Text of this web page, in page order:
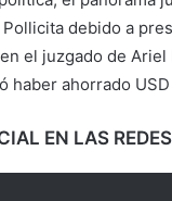
debido a
el juzgado de
haber ahorrado
EN LAS REDES